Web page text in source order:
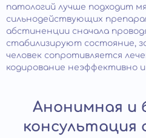
патологий лучше подходит
сильнодействующих
абстиненции сначала
стабилизируют состояние,
человек сопротивляется
кодирование неэффективно и
Анонимная и
консультация